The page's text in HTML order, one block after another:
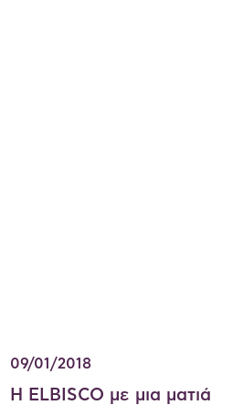
09/01/2018
Η ELBISCO με μια ματιά